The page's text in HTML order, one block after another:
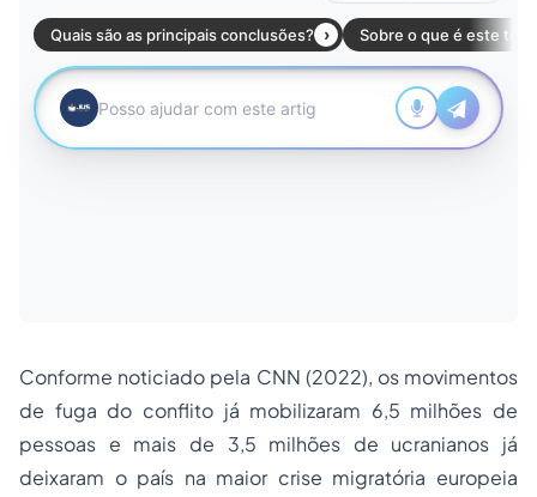
Conforme noticiado pela CNN (2022), os movimentos
de fuga do conflito já mobilizaram 6,5 milhões de
pessoas e mais de 3,5 milhões de ucranianos já
deixaram o país na maior crise migratória europeia